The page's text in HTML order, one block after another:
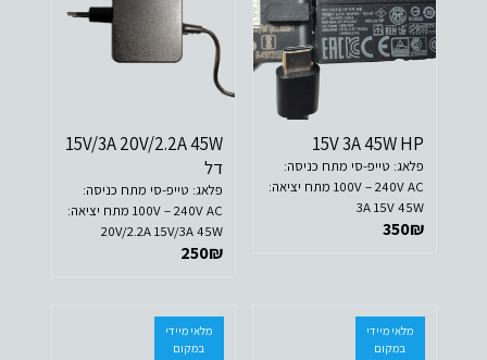
15V 3A 45W HP
פלאג: טייפ-סי מתח כניסה:
100V – 240V AC מתח יציאה:
3A 15V 45W
350₪
15V/3A 20V/2.2A 45W
דל
פלאג: טייפ-סי מתח כניסה:
100V – 240V AC מתח יציאה:
20V/2.2A 15V/3A 45W
250₪
מלאי מיידי
במקום
מלאי מיידי
במקום